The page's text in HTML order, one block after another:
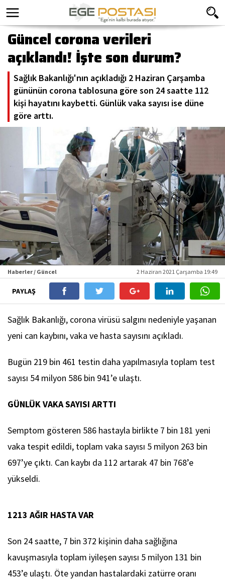
Güncel corona verileri
açıklandı! İşte son durum?
Sağlık Bakanlığı'nın açıkladığı 2 Haziran Çarşamba
gününün corona tablosuna göre son 24 saatte 112
kişi hayatını kaybetti. Günlük vaka sayısı ise düne
göre arttı.
Haberler / Güncel 2 Haziran 2021 Çarşamba 19:49
PAYLAŞ
Sağlık Bakanlığı, corona virüsü salgını nedeniyle yaşanan
yeni can kaybını, vaka ve hasta sayısını açıkladı.
Bugün 219 bin 461 testin daha yapılmasıyla toplam test
sayısı 54 milyon 586 bin 941’e ulaştı.
GÜNLÜK VAKA SAYISI ARTTI
Semptom gösteren 586 hastayla birlikte 7 bin 181 yeni
vaka tespit edildi, toplam vaka sayısı 5 milyon 263 bin
697’ye çıktı. Can kaybı da 112 artarak 47 bin 768’e
yükseldi.
1213 AĞIR HASTA VAR
Son 24 saatte, 7 bin 372 kişinin daha sağlığına
kavuşmasıyla toplam iyileşen sayısı 5 milyon 131 bin
453’e ulaştı. Öte yandan hastalardaki zatürre oranı